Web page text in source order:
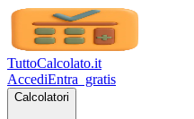
TuttoCalcolato.it
AccediEntra gratis
Calcolatori